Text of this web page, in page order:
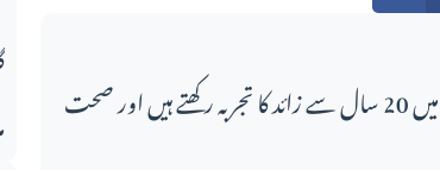
اس مضمون کے لکھاری، جو طبِ قدیم میں 20 سال سے زائد کا تجربہ رکھتے ہیں اور صحت